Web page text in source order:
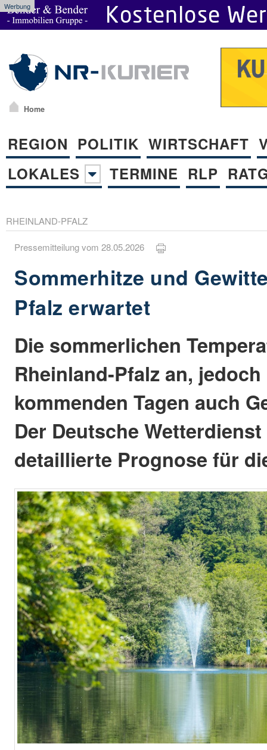
Werbung
Home
REGION POLITIK WIRTSCHAFT
LOKALES
TERMINE RLP
RHEINLAND-PFALZ
Pressemitteilung vom 28.05.2026
Sommerhitze und
Pfalz erwartet
Die sommerlichen
Rheinland-Pfalz an,
kommenden Tagen auch
Der Deutsche
detaillierte Prognose für